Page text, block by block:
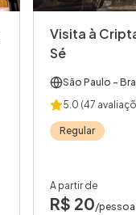
Visita à
Sé
São Paulo -
5.0 (47
Regular
A partir de
R$ 20/pessoa